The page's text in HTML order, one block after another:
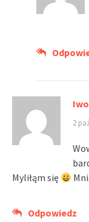
2
Myliłąm się
Odpowiedz